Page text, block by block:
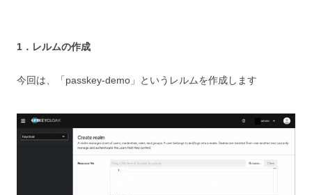
1．レルムの作成
今回は、「passkey-demo」というレルムを作成します